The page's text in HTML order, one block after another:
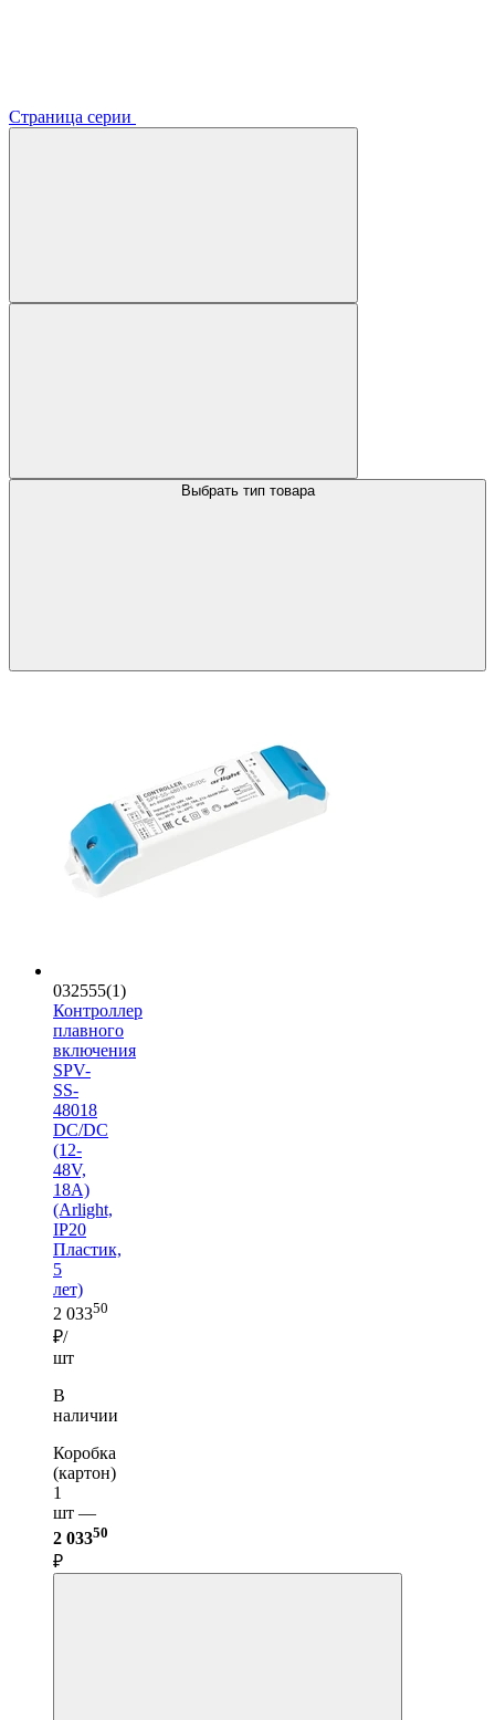
Страница серии
Выбрать тип товара
032555(1)
Контроллер
плавного
включения
SPV-
SS-
48018
DC/DC
(12-
48V,
18A)
(Arlight,
IP20
Пластик,
5
лет)
2 03350
₽/
шт
В
наличии
Коробка
(картон)
1
шт —
2 03350
₽